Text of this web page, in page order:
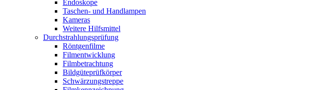
Endoskope
Taschen- und Handlampen
Kameras
Weitere Hilfsmittel
Durchstrahlungsprüfung
Röntgenfilme
Filmentwicklung
Filmbetrachtung
Bildgüteprüfkörper
Schwärzungstreppe